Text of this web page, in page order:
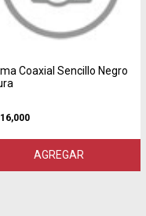
Coaxial Sencillo Negro
AGREGAR